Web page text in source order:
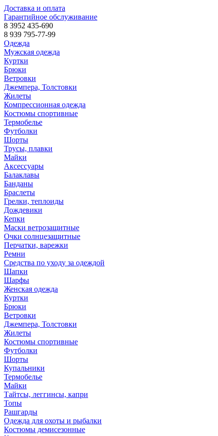
Доставка и оплата
Гарантийное обслуживание
8 3952 435-690
8 939 795-77-99
Одежда
Мужская одежда
Куртки
Брюки
Ветровки
Джемпера, Толстовки
Жилеты
Компрессионная одежда
Костюмы спортивные
Термобелье
Футболки
Шорты
Трусы, плавки
Майки
Аксессуары
Балаклавы
Банданы
Браслеты
Грелки, теплоиды
Дождевики
Кепки
Маски ветрозащитные
Очки солнцезащитные
Перчатки, варежки
Ремни
Средства по уходу за одеждой
Шапки
Шарфы
Женская одежда
Куртки
Брюки
Ветровки
Джемпера, Толстовки
Жилеты
Костюмы спортивные
Футболки
Шорты
Купальники
Термобелье
Майки
Тайтсы, леггинсы, капри
Топы
Рашгарды
Одежда для охоты и рыбалки
Костюмы демисезонные